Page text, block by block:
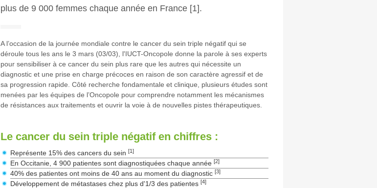
plus de 9 000 femmes chaque année en France [1].
A l’occasion de la journée mondiale contre le cancer du sein triple négatif qui se
déroule tous les ans le 3 mars (03/03), l'IUCT-Oncopole donne la parole à ses experts
pour sensibiliser à ce cancer du sein plus rare que les autres qui nécessite un
diagnostic et une prise en charge précoces en raison de son caractère agressif et de
sa progression rapide. Côté recherche fondamentale et clinique, plusieurs études sont
menées par les équipes de l’Oncopole pour comprendre notamment les mécanismes
de résistances aux traitements et ouvrir la voie à de nouvelles pistes thérapeutiques.
Le cancer du sein triple négatif en chiffres :
Représente 15% des cancers du sein [1]
En Occitanie, 4 900 patientes sont diagnostiquées chaque année [2]
40% des patientes ont moins de 40 ans au moment du diagnostic [3]
Développement de métastases chez plus d'1/3 des patientes [4]